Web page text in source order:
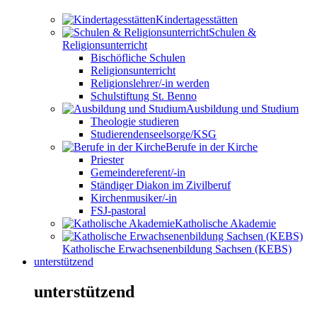
Kindertagesstätten
Schulen &
Religionsunterricht
Bischöfliche Schulen
Religionsunterricht
Religionslehrer/-in werden
Schulstiftung St. Benno
Ausbildung und Studium
Theologie studieren
Studierendenseelsorge/KSG
Berufe in der Kirche
Priester
Gemeindereferent/-in
Ständiger Diakon im Zivilberuf
Kirchenmusiker/-in
FSJ-pastoral
Katholische Akademie
Katholische Erwachsenenbildung Sachsen (KEBS)
unterstützend
unterstützend